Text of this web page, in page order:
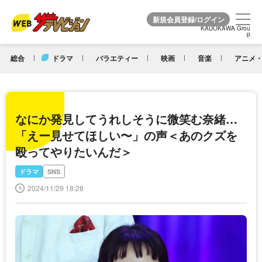
KADOKAWA Grou
p
総合 ドラマ バラエティー 映画 音楽 アニメ
KADOKAWA Grou
p
なにか発見してうれしそうに微笑む奈緒…
「えー見せてほしい〜」の声＜あのクズを
殴ってやりたいんだ＞
ドラマ SNS
2024/11/29 18:28